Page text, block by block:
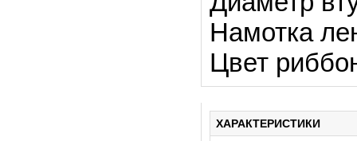
Намотка
Цвет
ХАРАКТЕРИСТИКИ